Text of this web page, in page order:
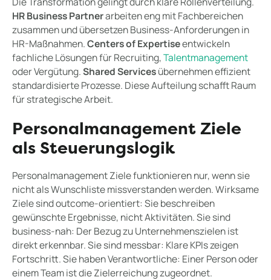
HR Business Partnerarbeiten eng mit Fachbereichen
zusammen und übersetzen Business-Anforderungen in
HR-Maßnahmen.Centers of Expertiseentwickeln
fachliche Lösungen für Recruiting,Talentmanagement
oder Vergütung.Shared Servicesübernehmen effizient
standardisierte Prozesse. Diese Aufteilung schafft Raum
für strategische Arbeit.
Personalmanagement Ziele
als Steuerungslogik
Personalmanagement Ziele funktionieren nur, wenn sie
nicht als Wunschliste missverstanden werden. Wirksame
Ziele sind outcome-orientiert: Sie beschreiben
gewünschte Ergebnisse, nicht Aktivitäten. Sie sind
business-nah: Der Bezug zu Unternehmenszielen ist
direkt erkennbar. Sie sind messbar: Klare KPIs zeigen
Fortschritt. Sie haben Verantwortliche: Einer Person oder
einem Team ist die Zielerreichung zugeordnet.